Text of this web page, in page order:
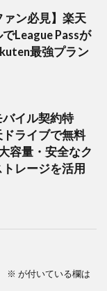
ァン必見】楽天
League Passが
最強プラン
バイル契約特
ライブで無料
容量・安全なク
レージを活用
※ が付いている欄は